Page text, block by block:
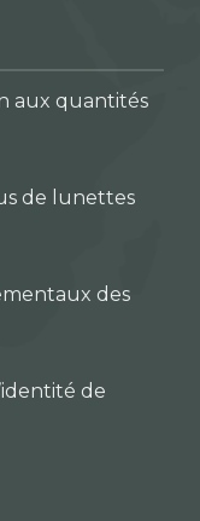
aux quantités
de lunettes
des
de